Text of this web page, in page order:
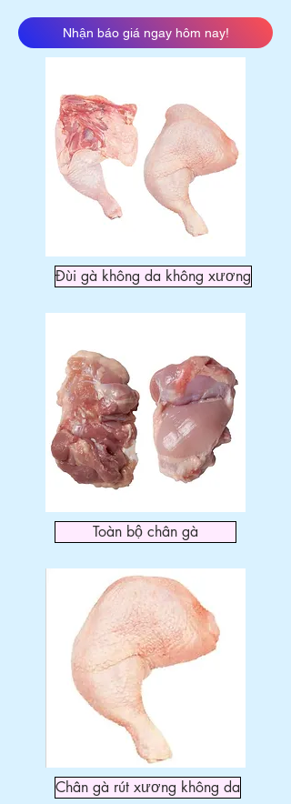
Nhận báo giá ngay hôm nay!
Đùi gà không da không xương
Toàn bộ chân gà
Chân gà rút xương không da